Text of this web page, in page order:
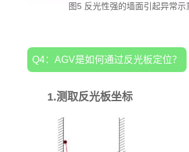
图5 反光性强的墙面引起异常示
Q4：AGV是如何通过反光板定位？
1.测取反光板坐标